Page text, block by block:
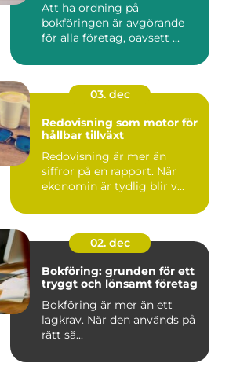
Att ha ordning på
bokföringen är avgörande
för alla företag, oavsett ...
03. dec
Redovisning som motor för
hållbar tillväxt
Redovisning är mer än
siffror på en rapport. När
ekonomin är tydlig blir v...
02. dec
Bokföring: grunden för ett
tryggt och lönsamt företag
Bokföring är mer än ett
lagkrav. När den används på
rätt sä...